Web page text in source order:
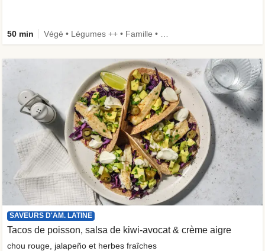
50 min
SAVEURS D'AM. LATINE
Tacos de poisson, salsa de kiwi-avocat & crème aigre
chou rouge, jalapeño et herbes fraîches